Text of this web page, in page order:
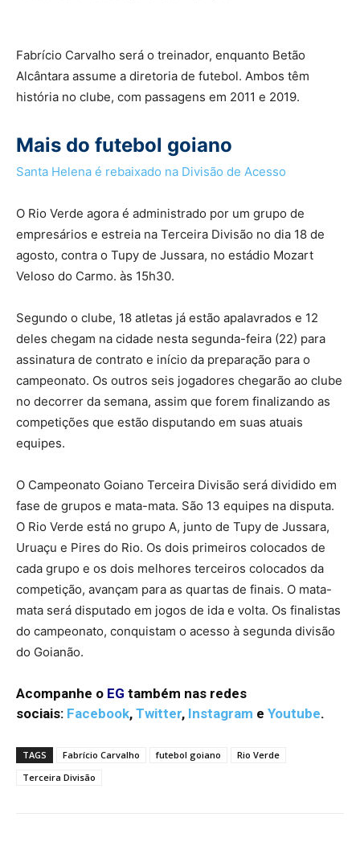
Fabrício Carvalho será o treinador, enquanto Betão
Alcântara assume a diretoria de futebol. Ambos têm
história no clube, com passagens em 2011 e 2019.
Mais do futebol goiano
Santa Helena é rebaixado na Divisão de Acesso
O Rio Verde agora é administrado por um grupo de
empresários e estreia na Terceira Divisão no dia 18 de
agosto, contra o Tupy de Jussara, no estádio Mozart
Veloso do Carmo. às 15h30.
Segundo o clube, 18 atletas já estão apalavrados e 12
deles chegam na cidade nesta segunda-feira (22) para
assinatura de contrato e início da preparação para o
campeonato. Os outros seis jogadores chegarão ao clube
no decorrer da semana, assim que forem finalizando as
competições que estão disputando em suas atuais
equipes.
O Campeonato Goiano Terceira Divisão será dividido em
fase de grupos e mata-mata. São 13 equipes na disputa.
O Rio Verde está no grupo A, junto de Tupy de Jussara,
Uruaçu e Pires do Rio. Os dois primeiros colocados de
cada grupo e os dois melhores terceiros colocados da
competição, avançam para as quartas de finais. O mata-
mata será disputado em jogos de ida e volta. Os finalistas
do campeonato, conquistam o acesso à segunda divisão
do Goianão.
Acompanhe o EG também nas redes
sociais: Facebook, Twitter, Instagram e Youtube.
TAGS Fabrício Carvalho futebol goiano
Rio Verde
Terceira Divisão